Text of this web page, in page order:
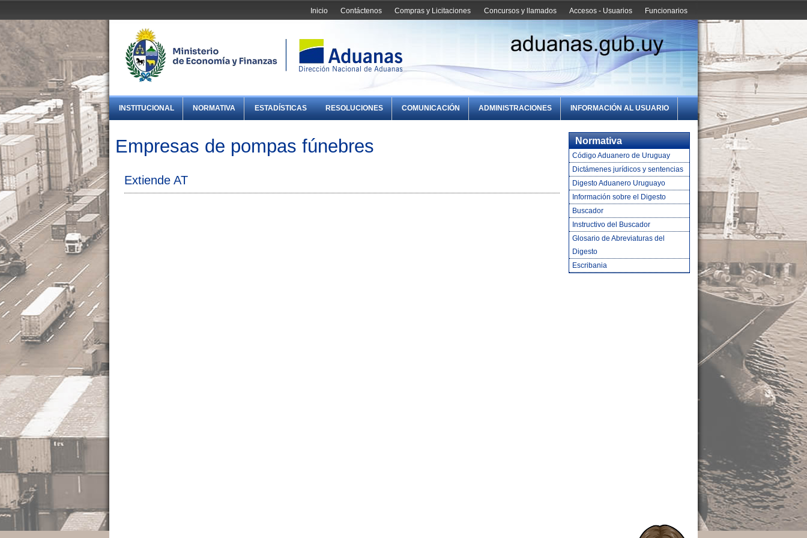
Funcionarios
Accesos - Usuarios
Concursos y llamados
Compras y Licitaciones
Contáctenos
Inicio
INSTITUCIONAL NORMATIVA ESTADÍSTICAS RESOLUCIONES COMUNICACIÓN ADMINISTRACIONES INFORMACIÓN AL USUARIO
Empresas de pompas fúnebres
Extiende AT
Normativa
Código Aduanero de Uruguay
Dictámenes jurídicos y sentencias
Digesto Aduanero Uruguayo
Información sobre el Digesto
Buscador
Instructivo del Buscador
Glosario de Abreviaturas del
Digesto
Escribania